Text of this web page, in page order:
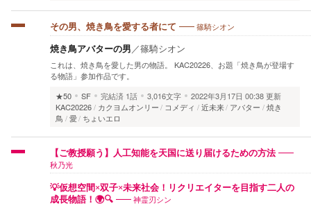
その男、焼き鳥を愛する者にて 篠騎シオン
焼き鳥アバターの男／篠騎シオン
これは、焼き鳥を愛した男の物語。 KAC20226、お題「焼き鳥が登場す
る物語」参加作品です。
★50
SF 完結済 1話 3,016文字
2022年3月17日 00:38 更新
KAC20226
カクヨムオンリー コメディ 近未来 アバター
焼き
鳥
愛 ちょいエロ
【ご教授願う】人工知能を天国に送り届けるための方法
秋乃光
💡仮想空間×双子×未来社会！リクリエイターを目指す二人の
成長物語！🌍🔍
神霊刃シン